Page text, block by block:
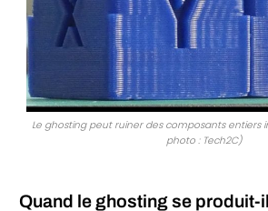
Le ghosting peut ruiner des composants entiers
photo : Tech2C)
Quand le ghosting se produit-